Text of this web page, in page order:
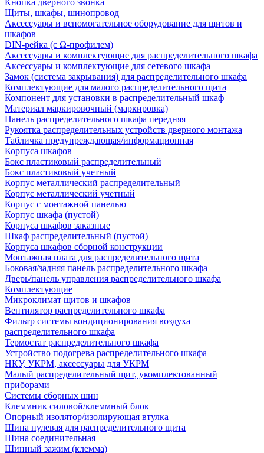
Кнопка дверного звонка
Щиты, шкафы, шинопровод
Аксессуары и вспомогательное оборудование для щитов и
шкафов
DIN-рейка (с Ω-профилем)
Аксессуары и комплектующие для распределительного шкафа
Аксессуары и комплектующие для сетевого шкафа
Замок (система закрывания) для распределительного шкафа
Комплектующие для малого распределительного щита
Компонент для установки в распределительный шкаф
Материал маркировочный (маркировка)
Панель распределительного шкафа передняя
Рукоятка распределительных устройств дверного монтажа
Табличка предупреждающая/информационная
Корпуса шкафов
Бокс пластиковый распределительный
Бокс пластиковый учетный
Корпус металлический распределительный
Корпус металлический учетный
Корпус с монтажной панелью
Корпус шкафа (пустой)
Корпуса шкафов заказные
Шкаф распределительный (пустой)
Корпуса шкафов сборной конструкции
Монтажная плата для распределительного щита
Боковая/задняя панель распределительного шкафа
Дверь/панель управления распределительного шкафа
Комплектующие
Микроклимат щитов и шкафов
Вентилятор распределительного шкафа
Фильтр системы кондиционирования воздуха
распределительного шкафа
Термостат распределительного шкафа
Устройство подогрева распределительного шкафа
НКУ, УКРМ, аксессуары для УКРМ
Малый распределительный щит, укомплектованный
приборами
Системы сборных шин
Клеммник силовой/клеммный блок
Опорный изолятор/изолирующая втулка
Шина нулевая для распределительного щита
Шина соединительная
Шинный зажим (клемма)